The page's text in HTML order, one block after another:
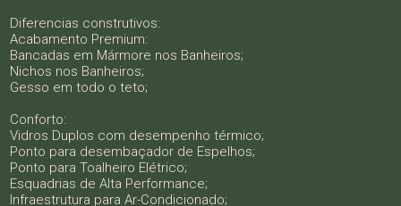
Diferencias construtivos:
Acabamento Premium:
Bancadas em Mármore nos Banheiros;
Nichos nos Banheiros;
Gesso em todo o teto;
Conforto:
Vidros Duplos com desempenho térmico;
Ponto para desembaçador de Espelhos;
Ponto para Toalheiro Elétrico;
Esquadrias de Alta Performance;
Infraestrutura para Ar-Condicionado;